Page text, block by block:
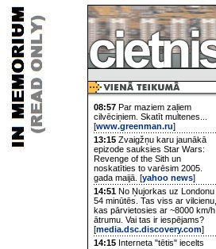
08:57 Par maziem zaļiem
cilvēciņiem. Skatīt multenes...
[www.greenman.ru]
13:15 Zvaigžņu karu jaunākā
epizode sauksies Star Wars:
Revenge of the Sith un
noskatīties to varēsim 2005.
gada maijā. [yahoo news]
14:51 No Ņujorkas uz Londonu
54 minūtēs. Tas viss ar vilcienu,
kas pārvietosies ar ~8000 km/h
ātrumu. Vai tas ir iespējams?
[media.dsc.discovery.com]
14:15 Interneta "tētis" iecelts